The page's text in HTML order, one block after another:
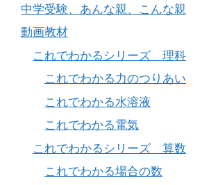
中学受験、あんな親、こんな親
動画教材
これでわかるシリーズ 理科
これでわかる力のつりあい
これでわかる水溶液
これでわかる電気
これでわかるシリーズ 算数
これでわかる場合の数